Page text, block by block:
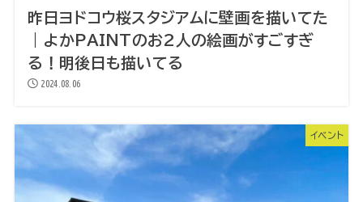
昨日ヨドコウ桜スタジアムに壁画を描いてた
｜よかPAINTのお2人の絵画がすごすぎ
る！明後日も描いてる
2024.08.06
イベント